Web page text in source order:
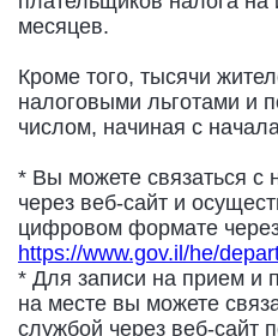
месяцев.
Кроме того, тысячи
налоговыми льготами и
числом, начиная с
* Вы можете связаться с
через веб-сайт и
цифровом формате
https://www.gov.il/he/
* Для записи на прием и
на месте вы можете
службой через веб-сайт